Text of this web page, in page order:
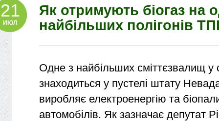
Як отримують біогаз на
найбільших полігонів
21
ИЮЛ
Одне з найбільших сміттєзвалищ у
знаходиться у пустелі штату
виробляє електроенергію та
автомобілів. Як зазначає депутат